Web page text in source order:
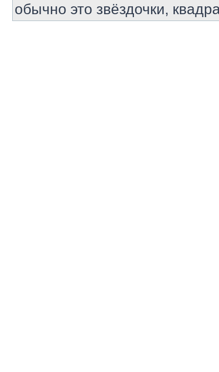
обычно это звёздочки,